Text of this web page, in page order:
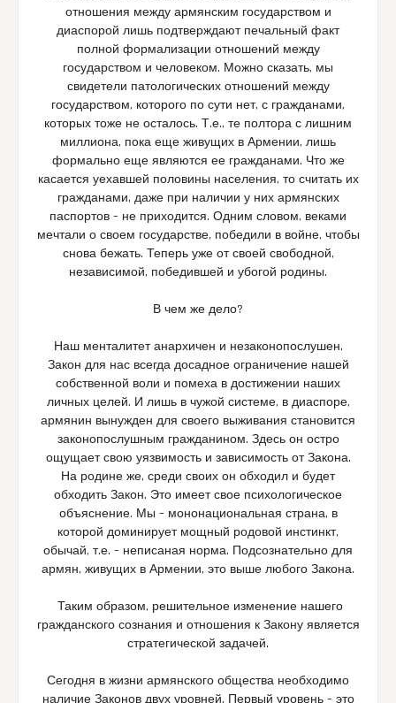
отношения между армянским государством и
диаспорой лишь подтверждают печальный факт
полной формализации отношений между
государством и человеком. Можно сказать, мы
свидетели патологических отношений между
государством, которого по сути нет, с гражданами,
которых тоже не осталось. Т.е., те полтора с лишним
миллиона, пока еще живущих в Армении, лишь
формально еще являются ее гражданами. Что же
касается уехавшей половины населения, то считать их
гражданами, даже при наличии у них армянских
паспортов – не приходится. Одним словом, веками
мечтали о своем государстве, победили в войне, чтобы
снова бежать. Теперь уже от своей свободной,
независимой, победившей и убогой родины.
В чем же дело?
Наш менталитет анархичен и незаконопослушен.
Закон для нас всегда досадное ограничение нашей
собственной воли и помеха в достижении наших
личных целей. И лишь в чужой системе, в диаспоре,
армянин вынужден для своего выживания становится
законопослушным гражданином. Здесь он остро
ощущает свою уязвимость и зависимость от Закона.
На родине же, среди своих он обходил и будет
обходить Закон. Это имеет свое психологическое
объяснение. Мы – мононациональная страна, в
которой доминирует мощный родовой инстинкт,
обычай, т.е. – неписаная норма. Подсознательно для
армян, живущих в Армении, это выше любого Закона.
Таким образом, решительное изменение нашего
гражданского сознания и отношения к Закону является
стратегической задачей.
Сегодня в жизни армянского общества необходимо
наличие Законов двух уровней. Первый уровень – это